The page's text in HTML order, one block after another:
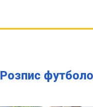
Розпис